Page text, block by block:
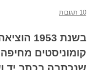
10 תגובות
בשנת
קומוניסטים
שנכתבה בכתב יד